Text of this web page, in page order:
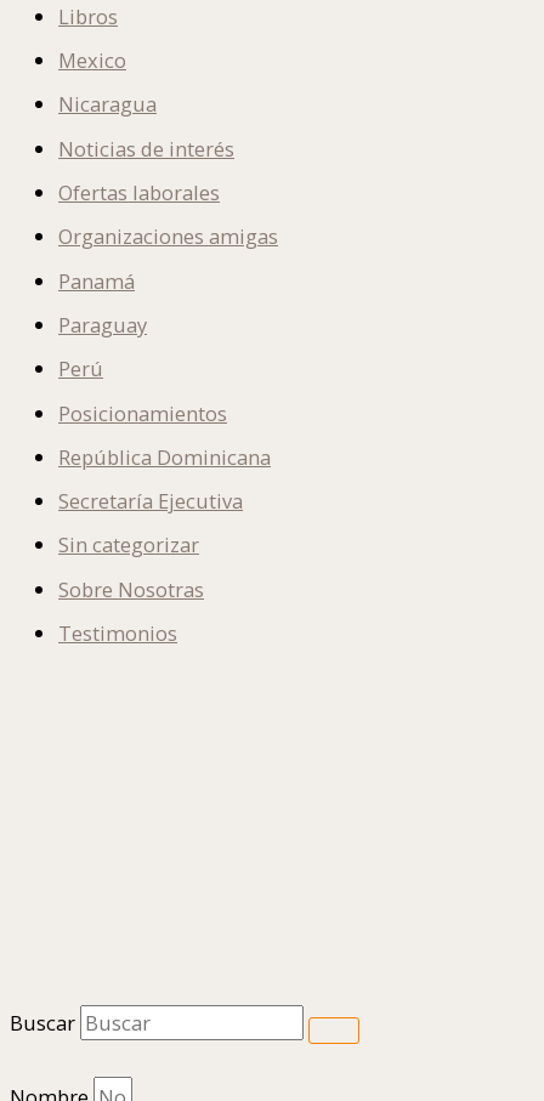
Libros
Mexico
Nicaragua
Noticias de interés
Ofertas laborales
Organizaciones amigas
Panamá
Paraguay
Perú
Posicionamientos
República Dominicana
Secretaría Ejecutiva
Sin categorizar
Sobre Nosotras
Testimonios
Buscar